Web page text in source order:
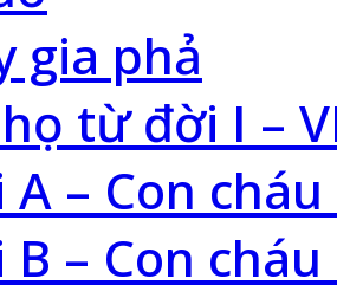
gia phả
từ đời I –
A – Con
B – Con